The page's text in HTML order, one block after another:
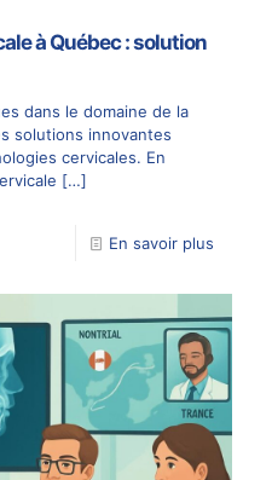
à Québec : solution
dans le domaine de la
solutions innovantes
cervicales. En
[…]
En savoir plus